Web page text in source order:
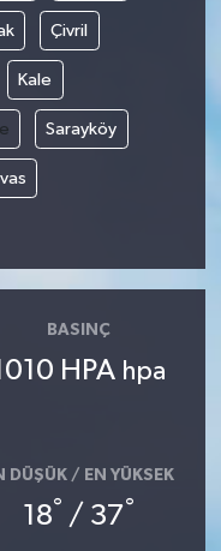
Çivril
Kale
Sarayköy
BASINÇ
HPA hpa
DÜŞÜK / EN YÜKSEK
18° / 37°